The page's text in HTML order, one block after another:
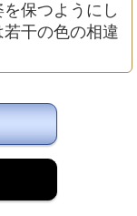
保つようにし
干の色の相違